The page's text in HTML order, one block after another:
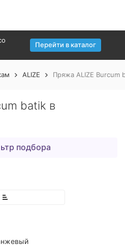
Перейти в каталог
ALIZE Пряжа ALIZE Burcum
batik в
подбора